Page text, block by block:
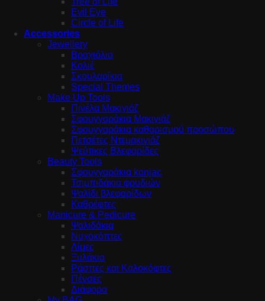
Evil Eye
Circle of Life
Accessories
Jewellery
Βραχιόλια
Κολιέ
Σκουλαρίκια
Special Themes
Make Up Tools
Πινέλα Μακιγιάζ
Σφουγγαράκια Μακιγιάζ
Σφουγγαράκια καθαρισμού προσώπου
Πετσέτες Ντεμακιγιάζ
Ψεύτικες Βλεφαρίδες
Beauty Tools
Σφουγγαράκια konjac
Τσιμπιδάκια φρυδιών
Ψαλίδι βλεφαρίδων
Καθρέφτες
Manicure & Pedicure
Ψαλιδάκια
Νυχοκόπτες
Λίμες
Ξυλάκια
Ράσπες και Καλοκόφτες
Πένσες
Διάφορα